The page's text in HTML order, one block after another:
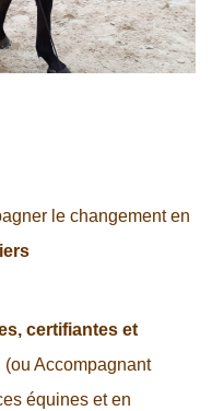
le changement en
certifiantes et
Accompagnant
équines et en